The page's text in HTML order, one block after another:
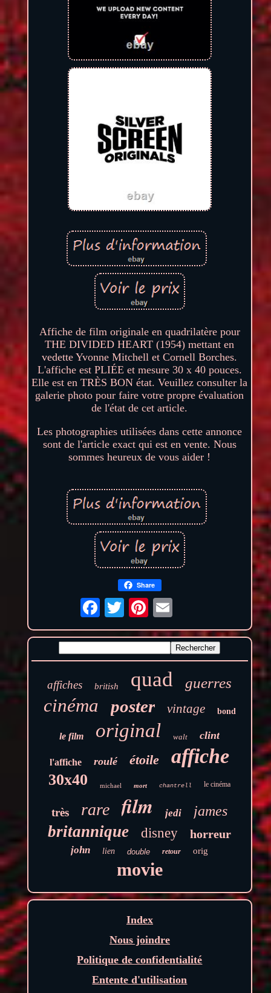
Affiche de film originale en quadrilatère pour
THE DIVIDED HEART (1954) mettant en
vedette Yvonne Mitchell et Cornell Borches.
L'affiche est PLIÉE et mesure 30 x 40 pouces.
Elle est en TRÈS BON état. Veuillez consulter la
galerie photo pour faire votre propre évaluation
de l'état de cet article.
Les photographies utilisées dans cette annonce
sont de l'article exact qui est en vente. Nous
sommes heureux de vous aider !
Share
affiches british quad guerres
cinéma poster vintage bond
le film original walt clint
l'affiche roulé étoile affiche
30x40 michael mort chantrell le cinéma
très rare film jedi james
britannique disney horreur
john lien double retour orig
movie
Index
Nous joindre
Politique de confidentialité
Entente d'utilisation